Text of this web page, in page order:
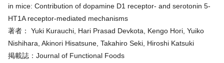
in mice: Contribution of dopamine D1 receptor- and serotonin 5-
HT1A receptor-mediated mechanisms
著者： Yuki Kurauchi, Hari Prasad Devkota, Kengo Hori, Yuiko
Nishihara, Akinori Hisatsune, Takahiro Seki, Hiroshi Katsuki
掲載誌：Journal of Functional Foods